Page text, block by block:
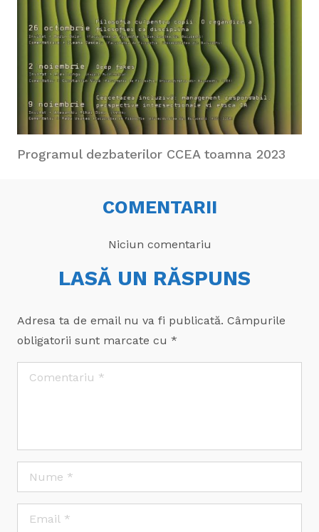
Programul dezbaterilor CCEA toamna 2023
COMENTARII
Niciun comentariu
LASĂ UN RĂSPUNS
Adresa ta de email nu va fi publicată. Câmpurile
obligatorii sunt marcate cu *